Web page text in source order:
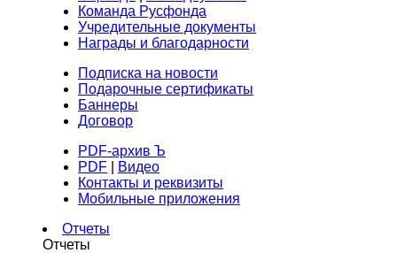
Команда Русфонда
Учредительные документы
Награды и благодарности
Подписка на новости
Подарочные сертификаты
Баннеры
Договор
PDF-архив Ъ
PDF
Видео
Контакты и реквизиты
Мобильные приложения
Отчеты
Отчеты